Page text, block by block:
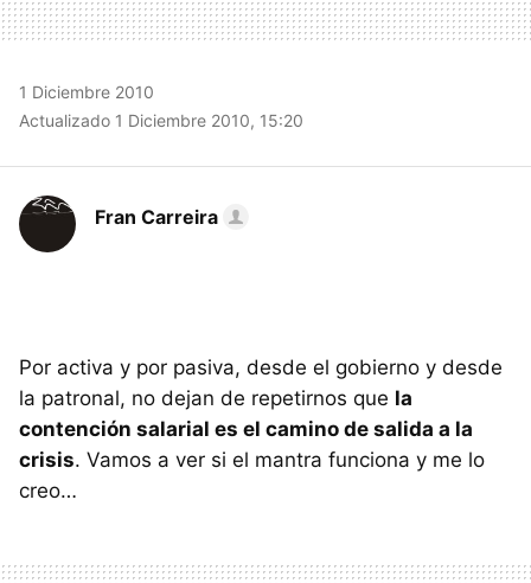
1 Diciembre 2010
Actualizado 1 Diciembre 2010, 15:20
Fran Carreira
Por activa y por pasiva, desde el gobierno y desde
la patronal, no dejan de repetirnos que la
contención salarial es el camino de salida a la
crisis. Vamos a ver si el mantra funciona y me lo
creo…